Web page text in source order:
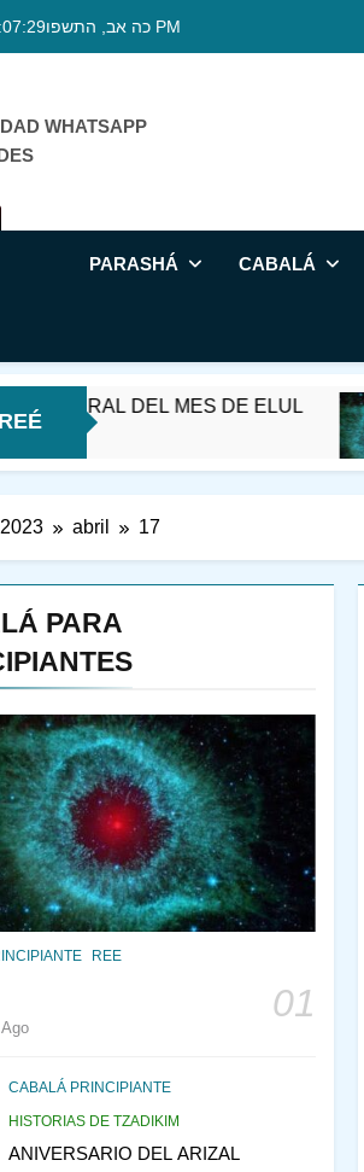
viernes, כה אב, התשפו 11:07:30 PM
WHATSAPP
PARASHÁ CABALÁ
REÉ
DEL MES DE ELUL
2023 abril 17
PARA
REE
01
CABALÁ PRINCIPIANTE
HISTORIAS DE TZADIKIM
ANIVERSARIO DEL ARIZAL
¿QUIÉN ES SABIO? EL
LA RECONSTRUCCIÓN
DEL TEMPLO Y LA
ALEGRÍA EN MEDIO DE
MES DE MENAJEM AV